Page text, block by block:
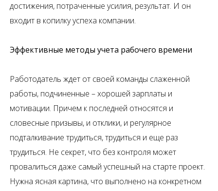
достижения, потраченные усилия, результат. И он
входит в копилку успеха компании.
Эффективные методы учета рабочего времени
Работодатель ждет от своей команды слаженной
работы, подчиненные – хорошей зарплаты и
мотивации. Причем к последней относятся и
словесные призывы, и отклики, и регулярное
подталкивание трудиться, трудиться и еще раз
трудиться. Не секрет, что без контроля может
провалиться даже самый успешный на старте проект.
Нужна ясная картина, что выполнено на конкретном